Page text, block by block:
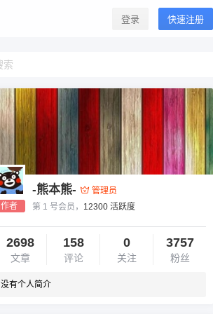
登录 快速注册
作者
-熊本熊-
管理员
第 1 号会员， 12300 活跃度
2698
文章
158
评论
0
关注
3757
粉丝
没有个人简介